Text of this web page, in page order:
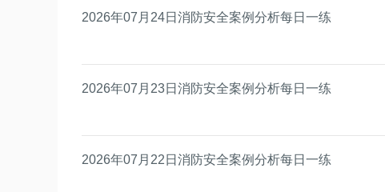
2026年07月24日消防安全案例分析每日一练
2026年07月23日消防安全案例分析每日一练
2026年07月22日消防安全案例分析每日一练